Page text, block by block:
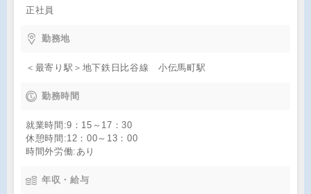
正社員
勤務地
＜最寄り駅＞地下鉄日比谷線 小伝馬町駅
勤務時間
就業時間:9：15～17：30
休憩時間:12：00～13：00
時間外労働:あり
年収・給与